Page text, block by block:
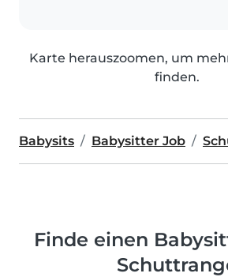
Karte herauszoomen, um
finden.
Babysits Babysitter Job
Finde einen